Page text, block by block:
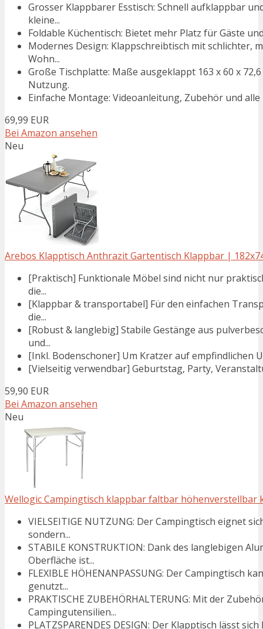
Grosser Klappbarer Esstisch: Schnell aufklappbar
kleine...
Foldable Küchentisch: Bietet mehr Platz für Gäste
Modernes Design: Klappschreibtisch mit schlichter,
Wohn...
Große Tischplatte: Maße ausgeklappt 163 x 60 x
Nutzung.
Einfache Montage: Videoanleitung, Zubehör und
69,99 EUR
Bei Amazon ansehen
Neu
Arebos Klapptisch Anthrazit Gartentisch Klappbar |
[Praktisch] Funktionale Möbel sind nicht nur
die...
[Klappbar & transportabel] Für den einfachen
die...
[Robust & langlebig] Stabile Gestänge aus
und...
[Inkl. Bodenschoner] Um Kratzer auf empfindlichen
[Vielseitig verwendbar] Geburtstag, Party,
59,90 EUR
Bei Amazon ansehen
Neu
Wellogic Campingtisch klappbar faltbar höhenverstellbar
VIELSEITIGE NUTZUNG: Der Campingtisch eignet
sondern...
STABILE KONSTRUKTION: Dank des langlebigen
Oberfläche ist...
FLEXIBLE HÖHENANPASSUNG: Der Campingtisch
genutzt...
PRAKTISCHE ZUBEHÖRHALTERUNG: Mit der
Campingutensilien...
PLATZSPARENDES DESIGN: Der Klapptisch lässt